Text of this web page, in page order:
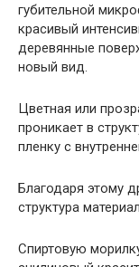
губительной
красивый
деревянные
новый вид.
Цветная или
проникает в
пленку с
Благодаря этому
структура
Спиртовую